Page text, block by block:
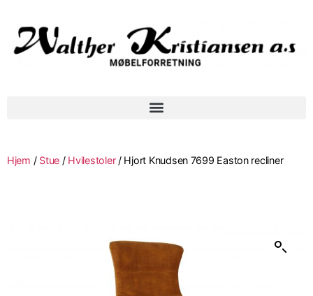
Hjem / Stue / Hvilestoler/ Hjort Knudsen 7699 Easton recliner